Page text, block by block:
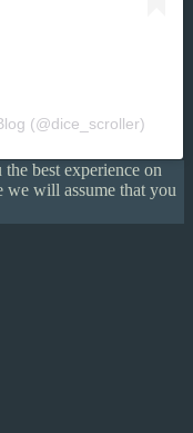
(@dice_scroller)
best experience on
we will assume that you